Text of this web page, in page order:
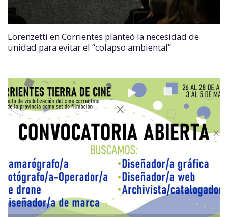
Lorenzetti en Corrientes planteó la necesidad de
unidad para evitar el “colapso ambiental”